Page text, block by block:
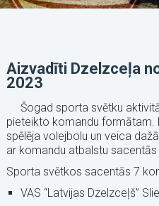
Aizvadīti Dzelzceļa
2023
Šogad sporta svētku
pieteikto komandu
spēlēja volejbolu un veica
ar komandu atbalstu
Sporta svētkos sacentās 7
VAS “Latvijas Dzelzceļš”